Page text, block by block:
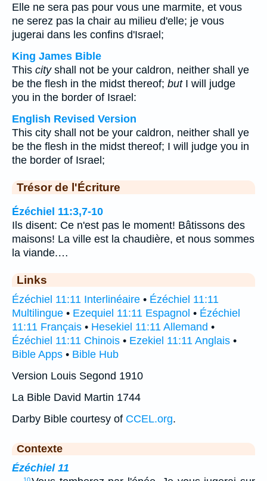
Elle ne sera pas pour vous une marmite, et vous
ne serez pas la chair au milieu d'elle; je vous
jugerai dans les confins d'Israel;
King James Bible
This cityshall not be your caldron, neither shall ye
be the flesh in the midst thereof; butI will judge
you in the border of Israel:
English Revised Version
This city shall not be your caldron, neither shall ye
be the flesh in the midst thereof; I will judge you in
the border of Israel;
Trésor de l'Écriture
Ézéchiel 11:3,7-10
Ils disent: Ce n'est pas le moment! Bâtissons des
maisons! La ville est la chaudière, et nous sommes
la viande.…
Links
Ézéchiel 11:11 Interlinéaire • Ézéchiel 11:11
Multilingue • Ezequiel 11:11 Espagnol • Ézéchiel
11:11 Français • Hesekiel 11:11 Allemand •
Ézéchiel 11:11 Chinois • Ezekiel 11:11 Anglais •
Bible Apps • Bible Hub
Version Louis Segond 1910
La Bible David Martin 1744
Darby Bible courtesy of CCEL.org.
Contexte
Ézéchiel 11
10